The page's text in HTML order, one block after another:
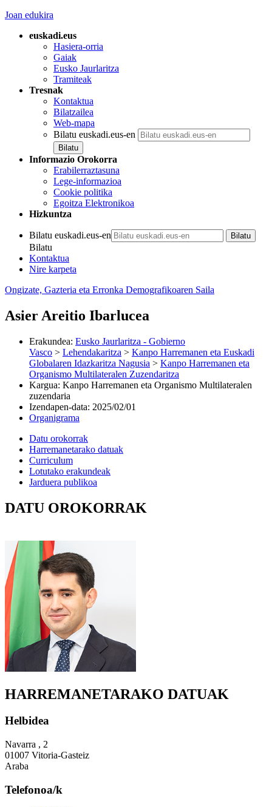
Joan edukira
euskadi.eus
Hasiera-orria
Gaiak
Eusko Jaurlaritza
Tramiteak
Tresnak
Kontaktua
Bilatzailea
Web-mapa
Bilatu euskadi.eus-en
Informazio Orokorra
Erabilerraztasuna
Lege-informazioa
Cookie politika
Egoitza Elektronikoa
Hizkuntza
Bilatu euskadi.eus-en
Bilatu
Kontaktua
Nire karpeta
Ongizate, Gazteria eta Erronka Demografikoaren Saila
Asier Areitio Ibarlucea
Erakundea: Eusko Jaurlaritza - Gobierno
Vasco > Lehendakaritza > Kanpo Harremanen eta Euskadi
Globalaren Idazkaritza Nagusia > Kanpo Harremanen eta
Organismo Multilateralen Zuzendaritza
Kargua: Kanpo Harremanen eta Organismo Multilateralen
zuzendaria
Izendapen-data: 2025/02/01
Organigrama
Datu orokorrak
Harremanetarako datuak
Curriculum
Lotutako erakundeak
Jarduera publikoa
DATU OROKORRAK
HARREMANETARAKO DATUAK
Helbidea
Navarra , 2
01007 Vitoria-Gasteiz
Araba
Telefonoa/k